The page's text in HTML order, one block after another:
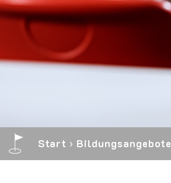
Start › Bildungs­angebote